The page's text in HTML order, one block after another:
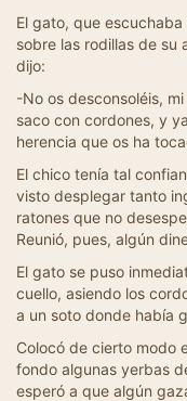
El gato, que
sobre las rodillas de su
dijo:
-No os desconsoléis,
saco con cordones, y
herencia que os ha
El chico tenía tal
visto desplegar tanto
ratones que no
Reunió, pues, algún
El gato se puso
cuello, asiendo los
a un soto donde había
Colocó de cierto modo
fondo algunas yerbas
esperó a que algún